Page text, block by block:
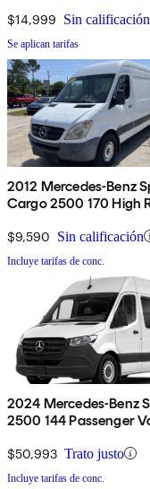
$14,999 Sin calificación
Se aplican tarifas
2012 Mercedes-Benz
Cargo 2500 170 High
$9,590 Sin calificación
Incluye tarifas de conc.
2024 Mercedes-Benz
2500 144 Passenger
$50,993 Trato justo
Incluye tarifas de conc.